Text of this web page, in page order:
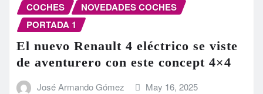
COCHES
NOVEDADES COCHES
PORTADA 1
El nuevo Renault 4 eléctrico se viste
de aventurero con este concept 4×4
José Armando Gómez May 16, 2025